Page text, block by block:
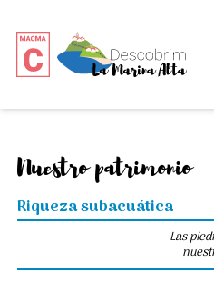
Nuestro patrimonio
Riqueza subacuática
Las